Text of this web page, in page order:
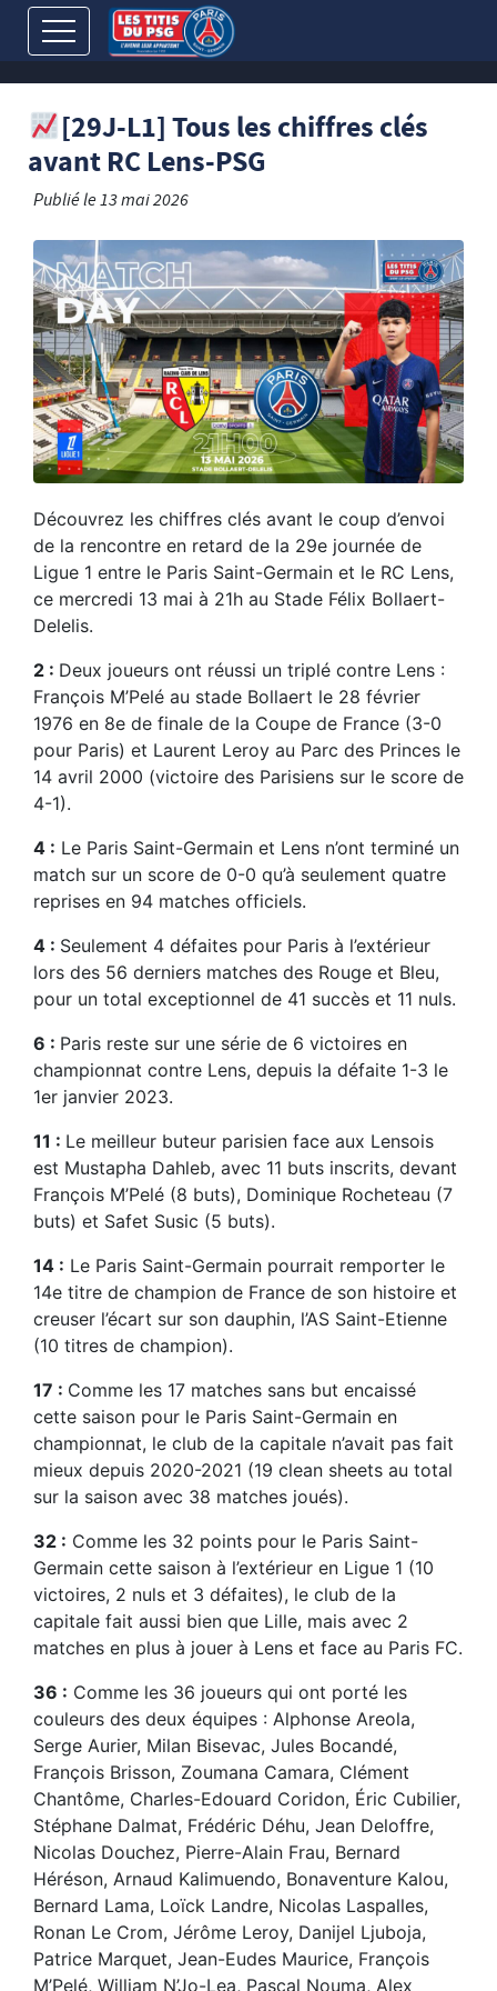
[29J-L1] Tous les chiffres clés
avant RC Lens-PSG
Publié le13 mai 2026
Découvrez les chiffres clés avant le coup d’envoi
de la rencontre en retard de la 29e journée de
Ligue 1 entre le Paris Saint-Germain et le RC Lens,
ce mercredi 13 mai à 21h au Stade Félix Bollaert-
Delelis.
2 : Deux joueurs ont réussi un triplé contre Lens :
François M’Pelé au stade Bollaert le 28 février
1976 en 8e de finale de la Coupe de France (3-0
pour Paris) et Laurent Leroy au Parc des Princes le
14 avril 2000 (victoire des Parisiens sur le score de
4-1).
4 : Le Paris Saint-Germain et Lens n’ont terminé un
match sur un score de 0-0 qu’à seulement quatre
reprises en 94 matches officiels.
4 : Seulement 4 défaites pour Paris à l’extérieur
lors des 56 derniers matches des Rouge et Bleu,
pour un total exceptionnel de 41 succès et 11 nuls.
6 : Paris reste sur une série de 6 victoires en
championnat contre Lens, depuis la défaite 1-3 le
1er janvier 2023.
11 : Le meilleur buteur parisien face aux Lensois
est Mustapha Dahleb, avec 11 buts inscrits, devant
François M’Pelé (8 buts), Dominique Rocheteau (7
buts) et Safet Susic (5 buts).
14 : Le Paris Saint-Germain pourrait remporter le
14e titre de champion de France de son histoire et
creuser l’écart sur son dauphin, l’AS Saint-Etienne
(10 titres de champion).
17 : Comme les 17 matches sans but encaissé
cette saison pour le Paris Saint-Germain en
championnat, le club de la capitale n’avait pas fait
mieux depuis 2020-2021 (19 clean sheets au total
sur la saison avec 38 matches joués).
32 : Comme les 32 points pour le Paris Saint-
Germain cette saison à l’extérieur en Ligue 1 (10
victoires, 2 nuls et 3 défaites), le club de la
capitale fait aussi bien que Lille, mais avec 2
matches en plus à jouer à Lens et face au Paris FC.
36 : Comme les 36 joueurs qui ont porté les
couleurs des deux équipes : Alphonse Areola,
Serge Aurier, Milan Bisevac, Jules Bocandé,
François Brisson, Zoumana Camara, Clément
Chantôme, Charles-Edouard Coridon, Éric Cubilier,
Stéphane Dalmat, Frédéric Déhu, Jean Deloffre,
Nicolas Douchez, Pierre-Alain Frau, Bernard
Héréson, Arnaud Kalimuendo, Bonaventure Kalou,
Bernard Lama, Loïck Landre, Nicolas Laspalles,
Ronan Le Crom, Jérôme Leroy, Danijel Ljuboja,
Patrice Marquet, Jean-Eudes Maurice, François
M’Pelé, William N’Jo-Lea, Pascal Nouma, Alex